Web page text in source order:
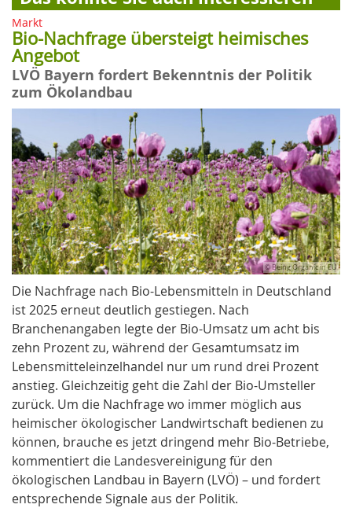
Markt
Bio-Nachfrage übersteigt heimisches
Angebot
LVÖ Bayern fordert Bekenntnis der Politik
zum Ökolandbau
© Being Organic in EU
Die Nachfrage nach Bio-Lebensmitteln in Deutschland
ist 2025 erneut deutlich gestiegen. Nach
Branchenangaben legte der Bio-Umsatz um acht bis
zehn Prozent zu, während der Gesamtumsatz im
Lebensmitteleinzelhandel nur um rund drei Prozent
anstieg. Gleichzeitig geht die Zahl der Bio-Umsteller
zurück. Um die Nachfrage wo immer möglich aus
heimischer ökologischer Landwirtschaft bedienen zu
können, brauche es jetzt dringend mehr Bio-Betriebe,
kommentiert die Landesvereinigung für den
ökologischen Landbau in Bayern (LVÖ) – und fordert
entsprechende Signale aus der Politik.